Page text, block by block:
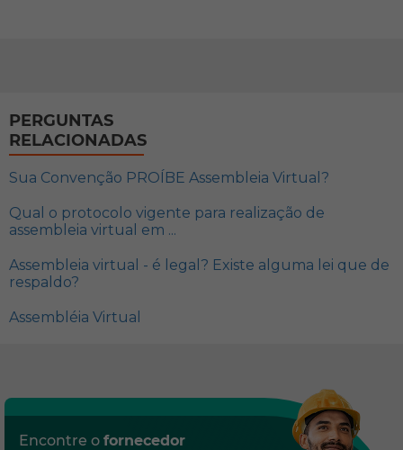
PERGUNTAS
RELACIONADAS
Sua Convenção PROÍBE Assembleia Virtual?
Qual o protocolo vigente para realização de
assembleia virtual em ...
Assembleia virtual - é legal? Existe alguma lei que de
respaldo?
Assembléia Virtual
Encontre o fornecedor